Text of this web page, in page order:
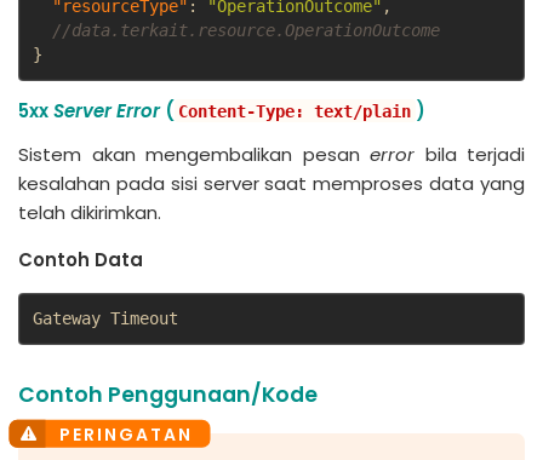
"resourceType" : "OperationOutcome" ,
//data.terkait.resource.OperationOutcome
}
5xxServer Error( Content-Type: text/plain )
Sistem akan mengembalikan pesan error bila terjadi
kesalahan pada sisi server saat memproses data yang
telah dikirimkan.
Contoh Data
Gateway Timeout
Contoh Penggunaan/Kode